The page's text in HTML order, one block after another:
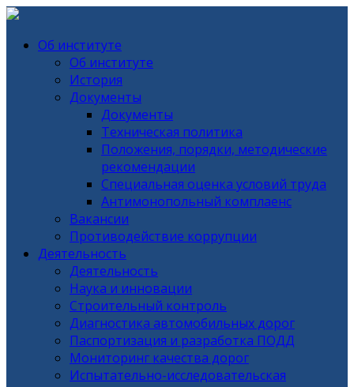
Об институте
Об институте
История
Документы
Документы
Техническая политика
Положения, порядки, методические
рекомендации
Специальная оценка условий труда
Антимонопольный комплаенс
Вакансии
Противодействие коррупции
Деятельность
Деятельность
Наука и инновации
Строительный контроль
Диагностика автомобильных дорог
Паспортизация и разработка ПОДД
Мониторинг качества дорог
Испытательно-исследовательская